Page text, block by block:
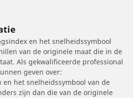
en het snelheidssymbool
van de originele maat die in de
Als gekwalificeerde professional
geven over:
en het snelheidssymbool van de
zijn dan die van de originele